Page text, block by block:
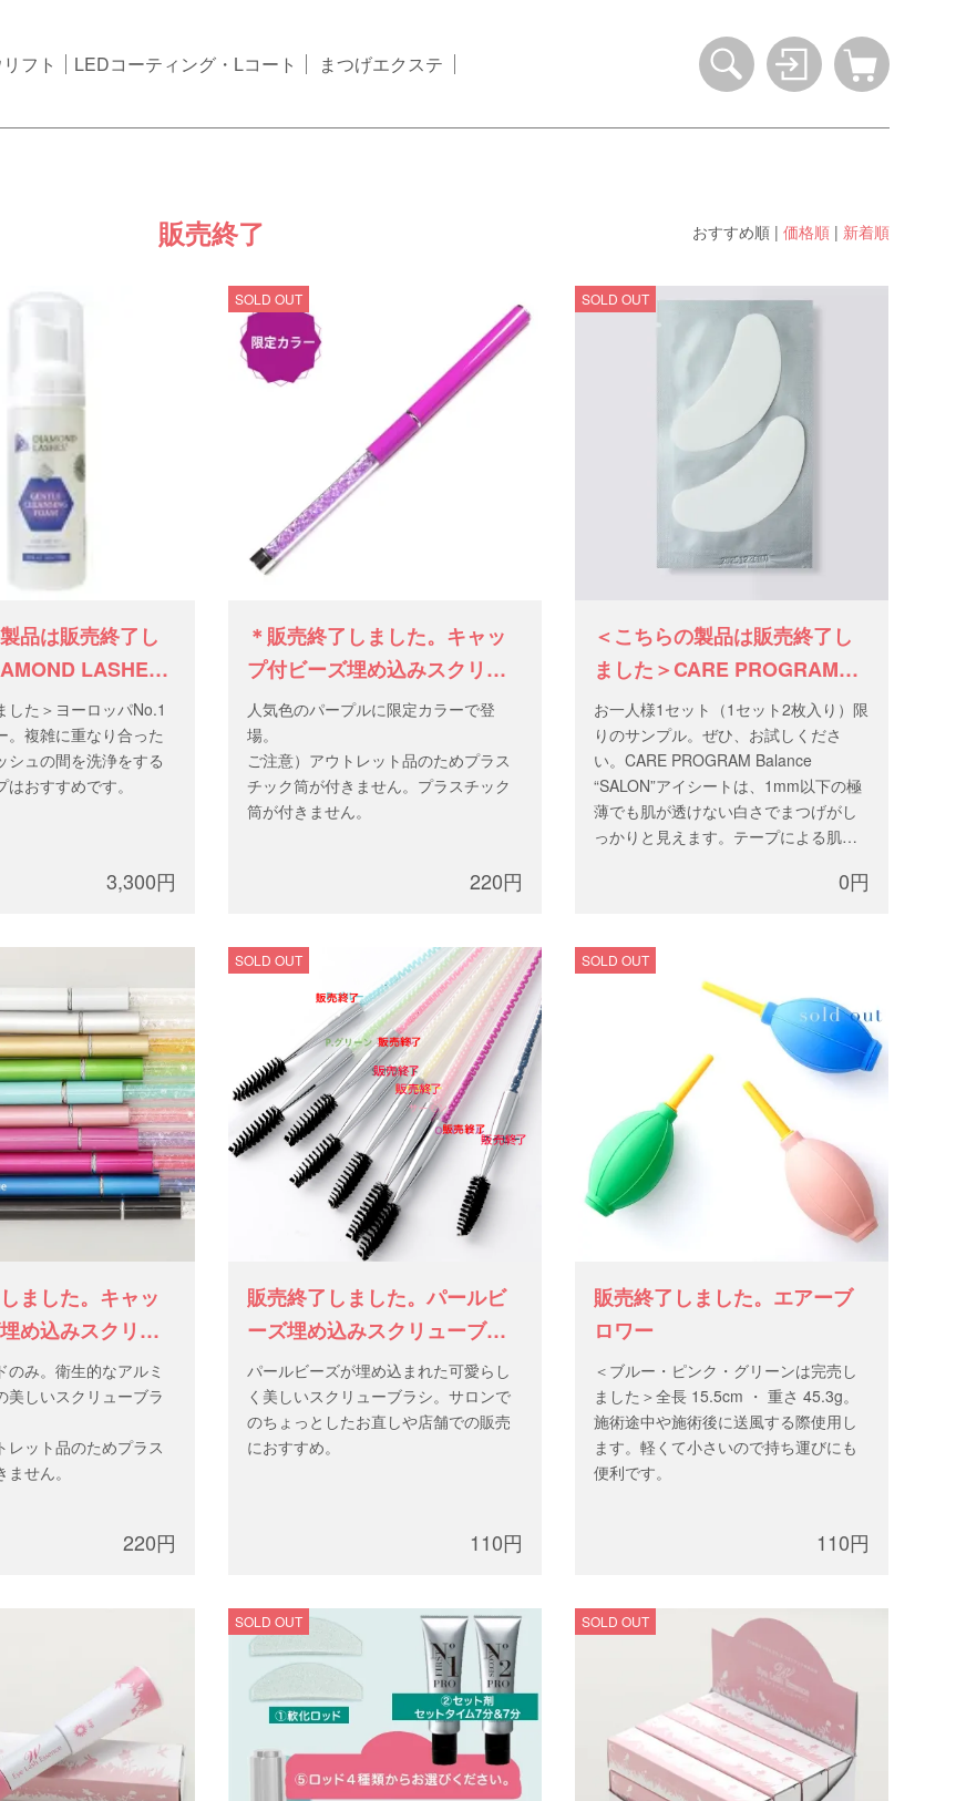
フト LEDコーティング・Lコート まつげエクステ
販売終了 おすすめ順| 価格順| 新着順
品は販売終了し
LASHES
ンザー
した＞ヨーロッパNo.1
。複雑に重なり合った
シュの間を洗浄をする
おすすめです。
3,300円
＊販売終了しました。キャッ
プ付ビーズ埋め込みスクリュ
ーブラシ（ケース無/ディープ
パープル）
人気色のパープルに限定カラーで登
場。
ご注意）アウトレット品のためプラス
チック筒が付きません。プラスチック
筒が付きません。
220円
SOLD OUT
＜こちらの製品は販売終了し
ました＞CARE PROGRAM
Balance アイシートサンプル
お一人様1セット（1セット2枚入り）限
りのサンプル。ぜひ、お試しくださ
い。CARE PROGRAM Balance
“SALON”アイシートは、1mm以下の極
薄でも肌が透けない白さでまつげがし
っかりと見えます。テープによる肌の
酸配合で肌ケアしながら下まつげを抑
0円
SOLD OUT
ました。キャッ
め込みスクリュ
ース無／ゴール
のみ。衛生的なアルミ
美しいスクリューブラ
レット品のためプラス
せん。
220円
販売終了しました。パールビ
ーズ埋め込みスクリューブラ
シ（キャップ無）
パールビーズが埋め込まれた可愛らし
く美しいスクリューブラシ。サロンで
のちょっとしたお直しや店舗での販売
におすすめ。
110円
SOLD OUT
販売終了しました。エアーブ
ロワー
＜ブルー・ピンク・グリーンは完売し
ました＞全長 15.5cm ・ 重さ 45.3g。
施術途中や施術後に送風する際使用し
ます。軽くて小さいので持ち運びにも
便利です。
110円
SOLD OUT
SOLD OUT SOLD OUT